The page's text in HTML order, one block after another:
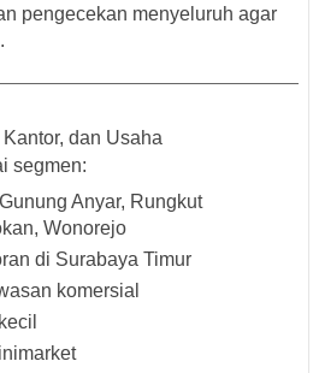
pengecekan menyeluruh agar
dan Usaha
segmen:
Anyar, Rungkut
Wonorejo
di Surabaya Timur
komersial